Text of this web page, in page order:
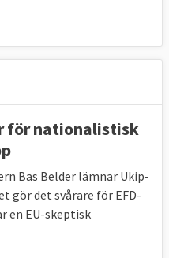
för nationalistisk
Bas Belder lämnar Ukip-
gör det svårare för EFD-
en EU-skeptisk